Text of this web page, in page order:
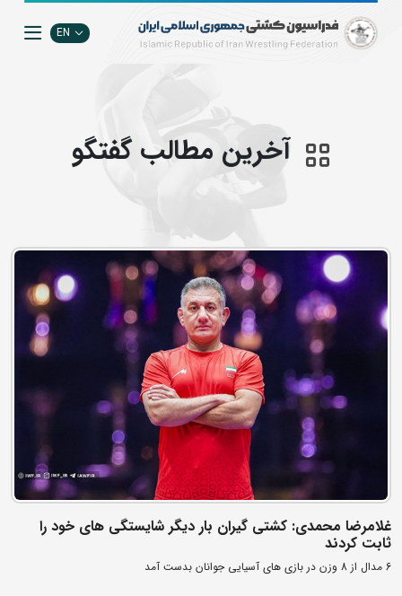
EN
آخرین مطالب گفتگو
غلامرضا محمدی: کشتی گیران بار دیگر شایستگی های خود را
ثابت کردند
6 مدال از 8 وزن در بازی های آسیایی جوانان بدست آمد